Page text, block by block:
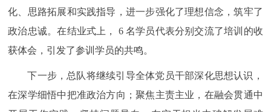
化、思路拓展和实践指导，进一步强化了理想信念，筑牢了
政治忠诚。在结业式上， 6 名学员代表分别交流了培训的收
获体会，引发了参训学员的共鸣。
下一步，总队将继续引导全体党员干部深化思想认识，
在深学细悟中把准政治方向；聚焦主责主业，在融会贯通中